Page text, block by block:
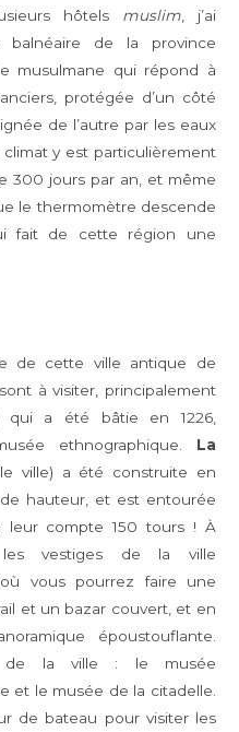
hôtels muslim, j’ai
balnéaire de la province
musulmane qui répond à
protégée d’un côté
de l’autre par les eaux
y est particulièrement
300 jours par an, et même
le thermomètre descende
fait de cette région une
de cette ville antique de
à visiter, principalement
qui a été bâtie en 1226,
ethnographique. La
ville) a été construite en
hauteur, et est entourée
leur compte 150 tours ! À
les vestiges de la ville
vous pourrez faire une
et un bazar couvert, et en
époustouflante.
de la ville : le musée
et le musée de la citadelle.
de bateau pour visiter les